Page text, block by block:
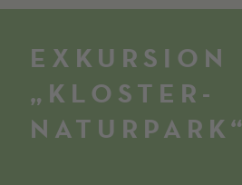
EXKURSION
„KLOSTER-
NATURPARK“